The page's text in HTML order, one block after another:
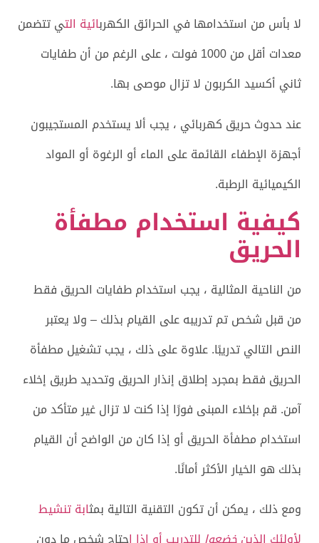
لا بأس من استخدامها في الحرائق الكهربائية الت ي تتضمن
معدات أقل من 1000 فولت ، على الرغم من أن طفايات
ثاني أكسيد الكربون لا تزال موصى بها.
عند حدوث حريق كهربائي ، يجب ألا يستخدم المستجيبون
أجهزة الإطفاء القائمة على الماء أو الرغوة أو المواد
الكيميائية الرطبة.
كيفية استخدام مطفأة
الحريق
من الناحية المثالية ، يجب استخدام طفايات الحريق فقط
من قبل شخص تم تدريبه على القيام بذلك – ولا يعتبر
النص التالي تدريبًا. علاوة على ذلك ، يجب تشغيل مطفأة
الحريق فقط بمجرد إطلاق إنذار الحريق وتحديد طريق إخلاء
آمن. قم بإخلاء المبنى فورًا إذا كنت لا تزال غير متأكد من
استخدام مطفأة الحريق أو إذا كان من الواضح أن القيام
بذلك هو الخيار الأكثر أمانًا.
ومع ذلك ، يمكن أن تكون التقنية التالية بمثابة تنشيط